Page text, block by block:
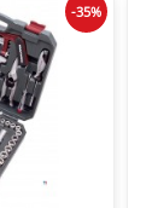
-35%